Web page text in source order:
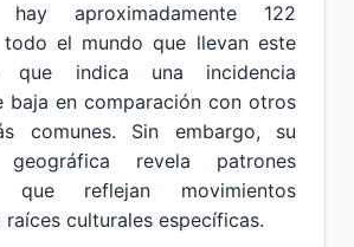
hay aproximadamente 122
todo el mundo que llevan este
que indica una incidencia
baja en comparación con otros
comunes. Sin embargo, su
geográfica revela patrones
que reflejan movimientos
culturales específicas.